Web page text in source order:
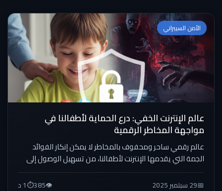
الأمن السيبراني
عالم الإنترنت الخفي: درع الحماية لأطفالنا في
مواجهة المخاطر الرقمية
عالم رقمي ساحر ومحفوف بالمخاطر لا يمكن إنكار الفوائد
الجمة التي يقدمها الإنترنت لأطفالنا، من تسهيل الوصول إلى
المعلومات...
📅29 سبتمبر 2025 👁️
385
⏱️1 د